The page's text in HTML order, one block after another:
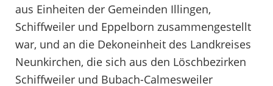
aus Einheiten der Gemeinden Illingen,
Schiffweiler und Eppelborn zusammengestellt
war, und an die Dekoneinheit des Landkreises
Neunkirchen, die sich aus den Löschbezirken
Schiffweiler und Bubach-Calmesweiler